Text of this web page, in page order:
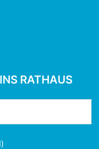
RATHAUS